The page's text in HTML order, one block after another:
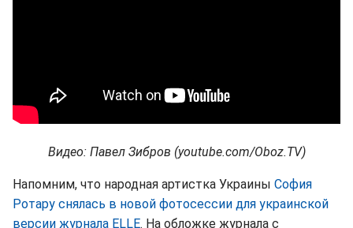
Видео: Павел Зибров (youtube.com/Oboz.TV)
Напомним, что народная артистка Украины София
Ротару снялась в новой фотосессии для украинской
версии журнала ELLE. На обложке журнала с